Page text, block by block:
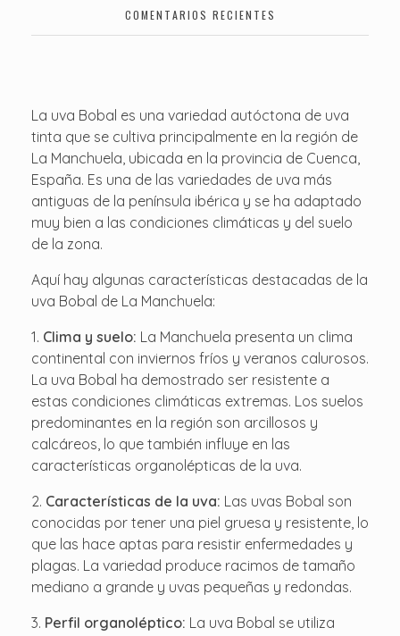
COMENTARIOS RECIENTES
La uva Bobal es una variedad autóctona de uva
tinta que se cultiva principalmente en la región de
La Manchuela, ubicada en la provincia de Cuenca,
España. Es una de las variedades de uva más
antiguas de la península ibérica y se ha adaptado
muy bien a las condiciones climáticas y del suelo
de la zona.
Aquí hay algunas características destacadas de la
uva Bobal de La Manchuela:
Clima y suelo: La Manchuela presenta un clima
continental con inviernos fríos y veranos calurosos.
La uva Bobal ha demostrado ser resistente a
estas condiciones climáticas extremas. Los suelos
predominantes en la región son arcillosos y
calcáreos, lo que también influye en las
características organolépticas de la uva.
Características de la uva: Las uvas Bobal son
conocidas por tener una piel gruesa y resistente, lo
que las hace aptas para resistir enfermedades y
plagas. La variedad produce racimos de tamaño
mediano a grande y uvas pequeñas y redondas.
Perfil organoléptico: La uva Bobal se utiliza